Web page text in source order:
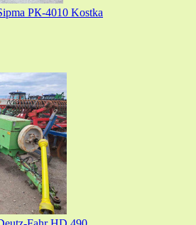
РК-4010 Kostka